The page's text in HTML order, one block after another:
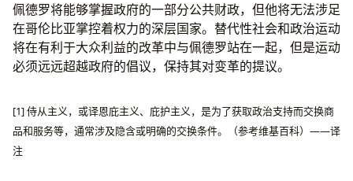
佩德罗将能够掌握政府的一部分公共财政，但他将无法涉足
在哥伦比亚掌控着权力的深层国家。替代性社会和政治运动
将在有利于大众利益的改革中与佩德罗站在一起，但是运动
必须远远超越政府的倡议，保持其对变革的提议。
[1] 侍从主义，或译恩庇主义、庇护主义，是为了获取政治支持而交换商
品和服务等，通常涉及隐含或明确的交换条件。（参考维基百科）——译
注